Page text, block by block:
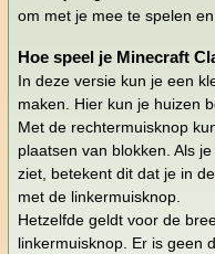
om met je mee te spelen
Hoe speel je Minecraft
In deze versie kun je een
maken. Hier kun je huizen
Met de rechtermuisknop
plaatsen van blokken. Als
ziet, betekent dit dat je in
met de linkermuisknop.
Hetzelfde geldt voor de
linkermuisknop. Er is geen